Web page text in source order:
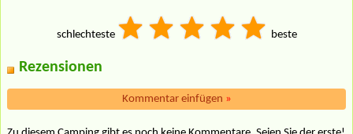
schlechteste beste
Rezensionen
Kommentar einfügen »